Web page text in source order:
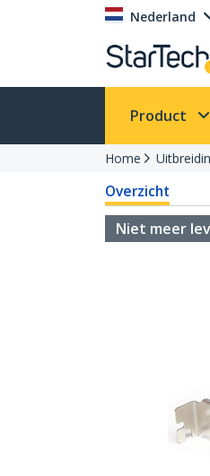
Nederland
Product
Home
Overzicht
Niet meer